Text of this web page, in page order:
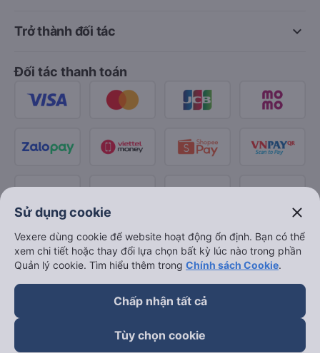
keyboard_arrow_down
Trở thành đối tác
Đối tác thanh toán
Sử dụng cookie close
Vexere dùng cookie để website hoạt động ổn định. Bạn có thể
xem chi tiết hoặc thay đổi lựa chọn bất kỳ lúc nào trong phần
Quản lý cookie. Tìm hiểu thêm trong Chính sách Cookie.
Chấp nhận tất cả
Tùy chọn cookie